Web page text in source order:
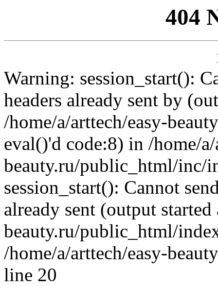
404
Warning: session_start():
headers already sent by
/home/a/arttech/easy-
eval()'d code:8) in /home/
beauty.ru/public_html/inc/
session_start(): Cannot
already sent (output
beauty.ru/public_html/
/home/a/arttech/easy-
line 20